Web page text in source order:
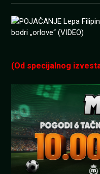
(Od specijalnog